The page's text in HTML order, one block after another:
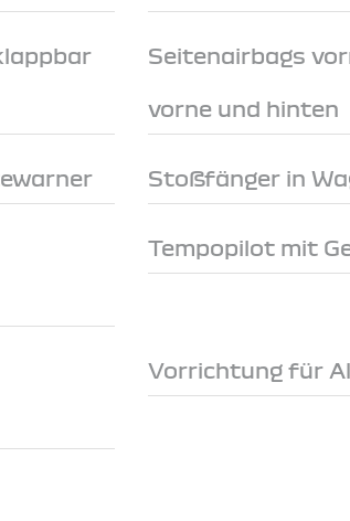
Seitenairbags
vorne und hinten
Stoßfänger in
Tempopilot mit
Vorrichtung für